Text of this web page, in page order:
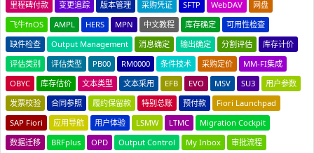
里程碑付款
变更追踪 版本管理 采购凭证 SFTP WebDAV
网盘
飞牛fnOS
AMPL HERS MPN 中文教程 库存确定
可用性检查
缺件检查
Output Management 消息确定 输出确定 分割评估
库存计价
评估类别
评估类型 PB00 RM0000 条件技术 采购定价
MM-FI集成
OBYC
库存估价 文本类型 文本采用 EFB EVO MSV SU3
用户参数
发票校验
合同参照 履约保留款 特别总账 预付款
Fiori Launchpad
SAP Fiori
应用导航 用户体验 LSMW LTMC
Migration Cockpit
数据迁移
BRFplus OPD Output Control My Inbox
审批流程